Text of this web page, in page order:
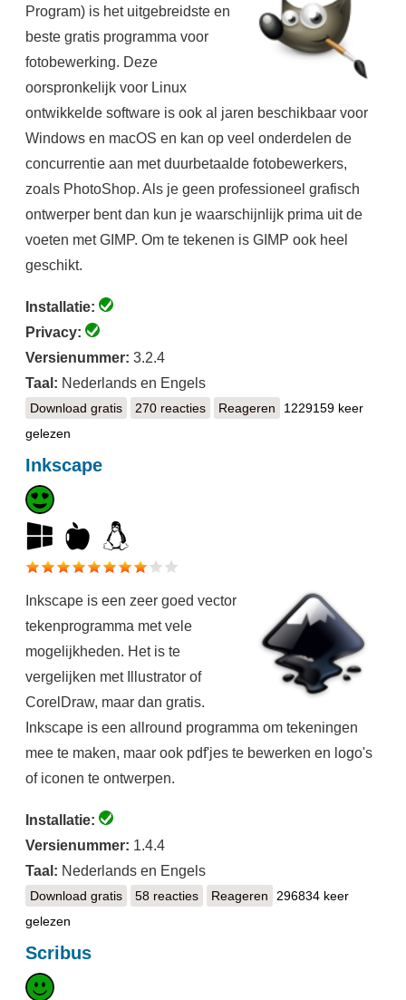
Program) is het uitgebreidste en
beste gratis programma voor
fotobewerking. Deze
oorspronkelijk voor Linux
ontwikkelde software is ook al jaren beschikbaar voor
Windows en macOS en kan op veel onderdelen de
concurrentie aan met duurbetaalde fotobewerkers,
zoals PhotoShop. Als je geen professioneel grafisch
ontwerper bent dan kun je waarschijnlijk prima uit de
voeten met GIMP. Om te tekenen is GIMP ook heel
geschikt.
Installatie:
Privacy:
Versienummer: 3.2.4
Taal: Nederlands en Engels
Download gratisGIMP
270 reacties Reageren
1229159 keer
gelezen
Inkscape
Inkscape is een zeer goed vector
tekenprogramma met vele
mogelijkheden. Het is te
vergelijken met Illustrator of
CorelDraw, maar dan gratis.
Inkscape is een allround programma om tekeningen
mee te maken, maar ook pdf'jes te bewerken en logo's
of iconen te ontwerpen.
Installatie:
Versienummer: 1.4.4
Taal: Nederlands en Engels
Download gratisInkscape
58 reacties Reageren
296834 keer
gelezen
Scribus